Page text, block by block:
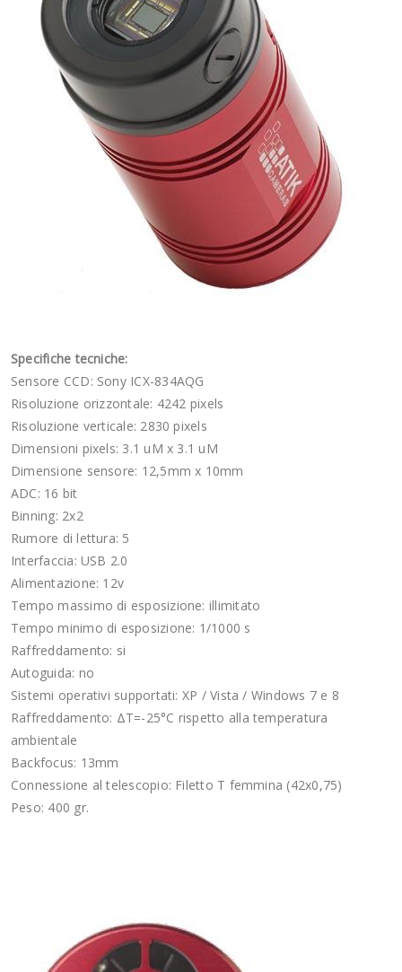
Specifiche tecniche:
Sensore CCD: Sony ICX-834AQG
Risoluzione orizzontale: 4242 pixels
Risoluzione verticale: 2830 pixels
Dimensioni pixels: 3.1 uM x 3.1 uM
Dimensione sensore: 12,5mm x 10mm
ADC: 16 bit
Binning: 2x2
Rumore di lettura: 5
Interfaccia: USB 2.0
Alimentazione: 12v
Tempo massimo di esposizione: illimitato
Tempo minimo di esposizione: 1/1000 s
Raffreddamento: si
Autoguida: no
Sistemi operativi supportati: XP / Vista / Windows 7 e 8
Raffreddamento: ΔT=-25°C rispetto alla temperatura
ambientale
Backfocus: 13mm
Connessione al telescopio: Filetto T femmina (42x0,75)
Peso: 400 gr.